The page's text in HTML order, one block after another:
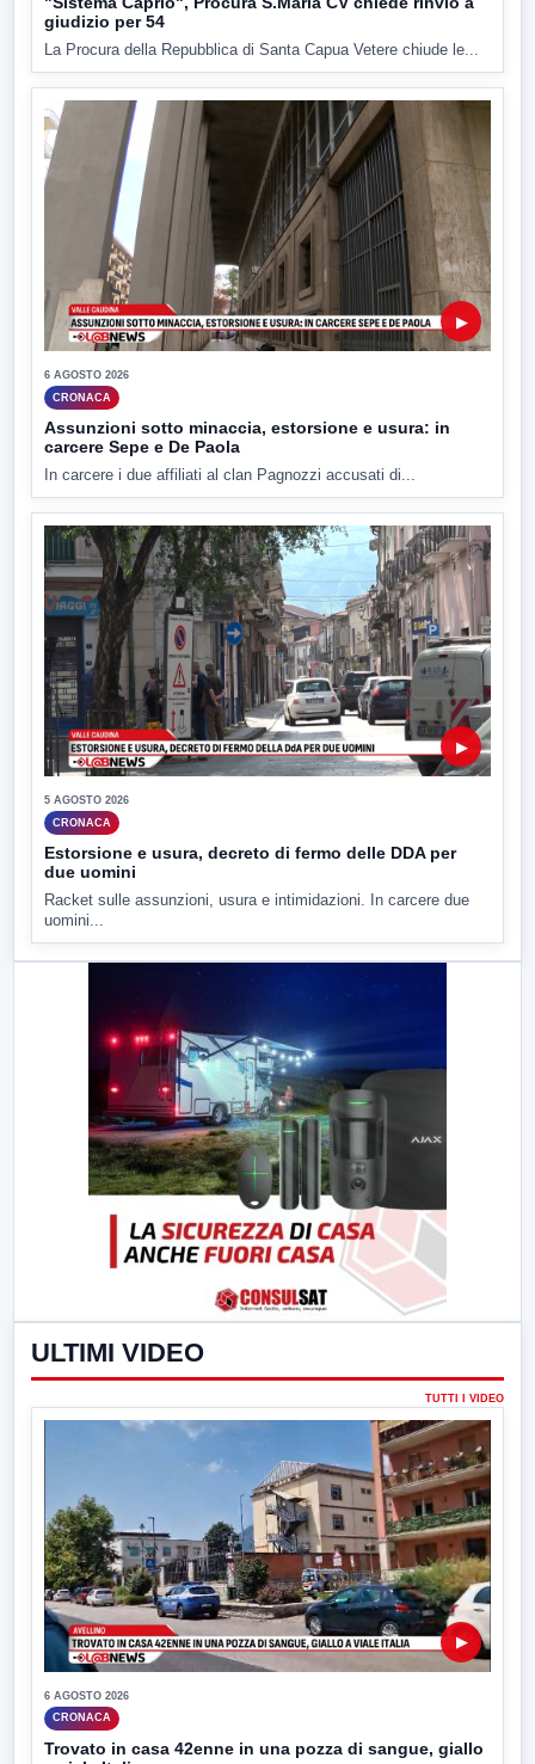
giudizio per 54
La Procura della Repubblica di Santa Capua Vetere chiude le...
▶
6 AGOSTO 2026
CRONACA
Assunzioni sotto minaccia, estorsione e usura: in
carcere Sepe e De Paola
In carcere i due affiliati al clan Pagnozzi accusati di...
▶
5 AGOSTO 2026
CRONACA
Estorsione e usura, decreto di fermo delle DDA per
due uomini
Racket sulle assunzioni, usura e intimidazioni. In carcere due
uomini...
ULTIMI VIDEO
TUTTI I VIDEO
▶
6 AGOSTO 2026
CRONACA
Trovato in casa 42enne in una pozza di sangue, giallo